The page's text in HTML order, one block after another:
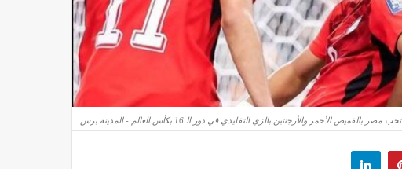
مصر بالقميص الأحمر والأرجنتين بالزي التقليدي في دور الـ16 بكأس العالم - المدينة برس